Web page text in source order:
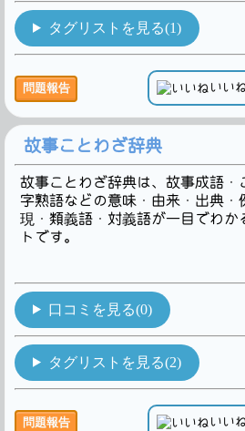
タグリストを見る(1)
問題報告 いい
故事ことわざ辞典
故事ことわざ辞典は、故事成語・
字熟語などの意味・由来・出典・
現・類義語・対義語が一目でわか
トです。
口コミを見る(0)
タグリストを見る(2)
問題報告 いいね